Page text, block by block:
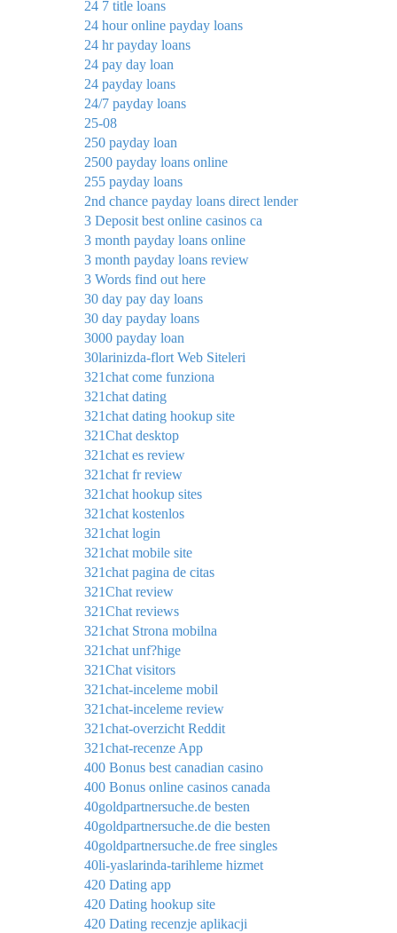
24 7 title loans
24 hour online payday loans
24 hr payday loans
24 pay day loan
24 payday loans
24/7 payday loans
25-08
250 payday loan
2500 payday loans online
255 payday loans
2nd chance payday loans direct lender
3 Deposit best online casinos ca
3 month payday loans online
3 month payday loans review
3 Words find out here
30 day pay day loans
30 day payday loans
3000 payday loan
30larinizda-flort Web Siteleri
321chat come funziona
321chat dating
321chat dating hookup site
321Chat desktop
321chat es review
321chat fr review
321chat hookup sites
321chat kostenlos
321chat login
321chat mobile site
321chat pagina de citas
321Chat review
321Chat reviews
321chat Strona mobilna
321chat unf?hige
321Chat visitors
321chat-inceleme mobil
321chat-inceleme review
321chat-overzicht Reddit
321chat-recenze App
400 Bonus best canadian casino
400 Bonus online casinos canada
40goldpartnersuche.de besten
40goldpartnersuche.de die besten
40goldpartnersuche.de free singles
40li-yaslarinda-tarihleme hizmet
420 Dating app
420 Dating hookup site
420 Dating recenzje aplikacji